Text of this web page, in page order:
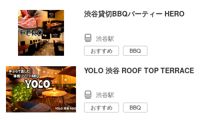
渋谷貸切BBQパーティー HERO
渋谷駅
おすすめ BBQ
YOLO 渋谷 ROOF TOP TERRACE
渋谷駅
おすすめ BBQ